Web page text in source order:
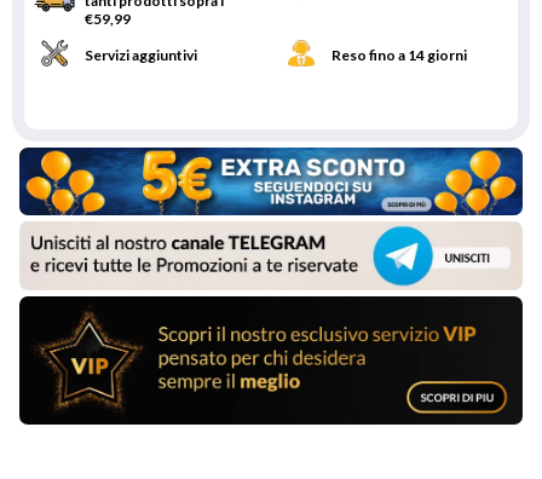
€59,99
Servizi aggiuntivi Reso fino a 14 giorni